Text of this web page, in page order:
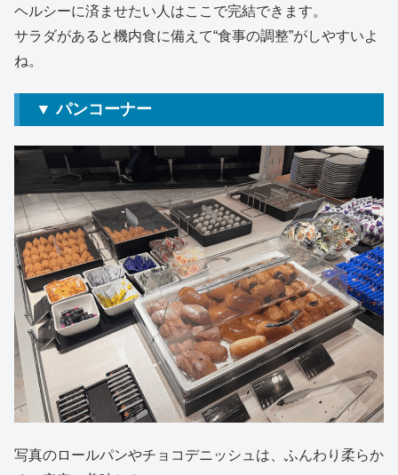
ヘルシーに済ませたい人はここで完結できます。
サラダがあると機内食に備えて“食事の調整”がしやすいよ
ね。
▼ パンコーナー
写真のロールパンやチョコデニッシュは、ふんわり柔らか